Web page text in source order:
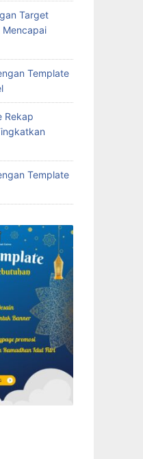
Target
Template
Rekap
Template